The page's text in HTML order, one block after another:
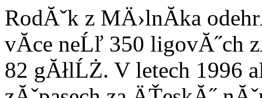
RodĂˇk z MÄ›lnĂ­ka
vĂ­ce neĹľ 350 ligovĂ˝ch
82 gĂłlĹŻ. V letech 1996